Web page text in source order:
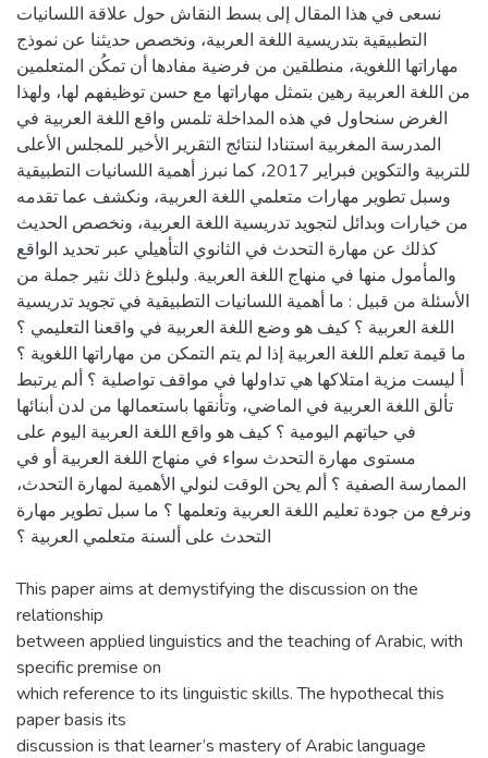
نسعى في هذا المقال إلى بسط النقاش حول علاقة اللسانيات
التطبيقية بتدريسية اللغة العربية، ونخصص حديثنا عن نموذج
مهاراتها اللغوية، منطلقين من فرضية مفادها أن تمكُن المتعلمين
من اللغة العربية رهين بتمثل مهاراتها مع حسن توظيفهم لها، ولهذا
الغرض سنحاول في هذه المداخلة تلمس واقع اللغة العربية في
المدرسة المغربية استنادا لنتائج التقرير الأخير للمجلس الأعلى
للتربية والتكوين فبراير 2017، كما نبرز أهمية اللسانيات التطبيقية
وسبل تطوير مهارات متعلمي اللغة العربية، ونكشف عما تقدمه
من خيارات وبدائل لتجويد تدريسية اللغة العربية، ونخصص الحديث
كذلك عن مهارة التحدث في الثانوي التأهيلي عبر تحديد الواقع
والمأمول منها في منهاج اللغة العربية. ولبلوغ ذلك نثير جملة من
الأسئلة من قبيل : ما أهمية اللسانيات التطبيقية في تجويد تدريسية
اللغة العربية ؟ كيف هو وضع اللغة العربية في واقعنا التعليمي ؟
ما قيمة تعلم اللغة العربية إذا لم يتم التمكن من مهاراتها اللغوية ؟
أ ليست مزية امتلاكها هي تداولها في مواقف تواصلية ؟ ألم يرتبط
تألق اللغة العربية في الماضي، وتأنقها باستعمالها من لدن أبنائها
في حياتهم اليومية ؟ كيف هو واقع اللغة العربية اليوم على
مستوى مهارة التحدث سواء في منهاج اللغة العربية أو في
الممارسة الصفية ؟ ألم يحن الوقت لنولي الأهمية لمهارة التحدث،
ونرفع من جودة تعليم اللغة العربية وتعلمها ؟ ما سبل تطوير مهارة
التحدث على ألسنة متعلمي العربية ؟
This paper aims at demystifying the discussion on the
relationship
between applied linguistics and the teaching of Arabic, with
specific premise on
which reference to its linguistic skills. The hypothecal this
paper basis its
discussion is that learner’s mastery of Arabic language